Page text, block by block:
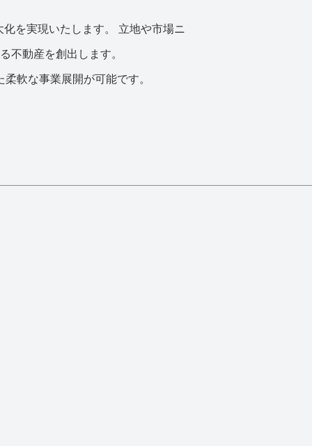
を実現いたします。 立地や市場ニ
不動産を創出します。
軟な事業展開が可能です。